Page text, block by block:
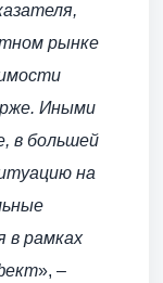
рынке
Иными
в большей
на
в рамках
», –